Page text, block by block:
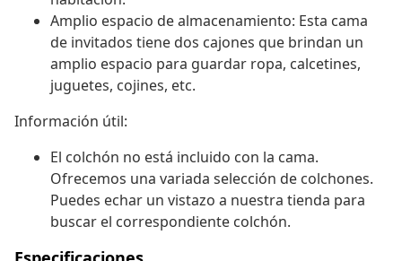
Amplio espacio de almacenamiento: Esta cama
de invitados tiene dos cajones que brindan un
amplio espacio para guardar ropa, calcetines,
juguetes, cojines, etc.
Información útil:
El colchón no está incluido con la cama.
Ofrecemos una variada selección de colchones.
Puedes echar un vistazo a nuestra tienda para
buscar el correspondiente colchón.